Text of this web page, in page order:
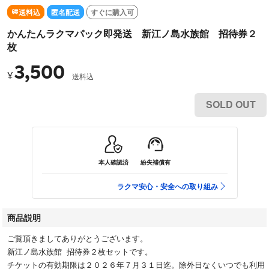
送料込 匿名配送 すぐに購入可
かんたんラクマパック即発送 新江ノ島水族館 招待券２
枚
¥3,500 送料込
SOLD OUT
本人確認済 紛失補償有
ラクマ安心・安全への取り組み
商品説明
ご覧頂きましてありがとうございます。
新江ノ島水族館 招待券２枚セットです。
チケットの有効期限は２０２６年７月３１日迄。除外日なくいつでも利用